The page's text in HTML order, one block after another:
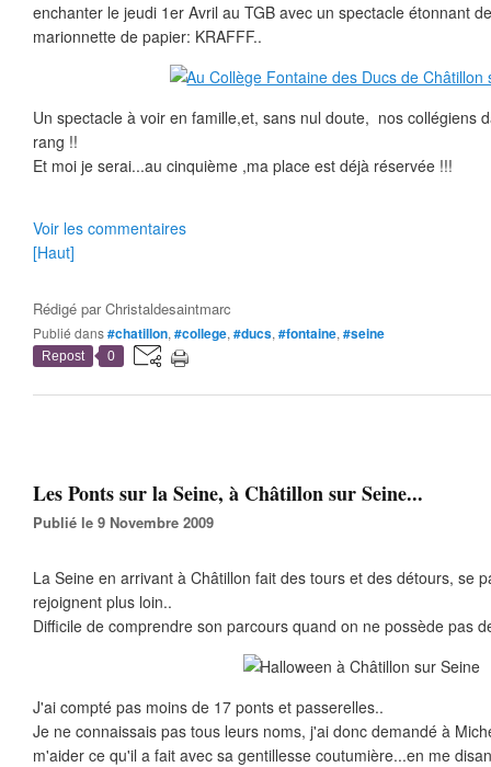
enchanter le jeudi 1er Avril au TGB avec un spectacle étonnant
marionnette de papier: KRAFFF..
Un spectacle à voir en famille,et, sans nul doute, nos collégiens
rang !!
Et moi je serai...au cinquième ,ma place est déjà réservée !!!
Voir les commentaires
[Haut]
Rédigé parChristaldesaintmarc
Publié dans#chatillon, #college, #ducs, #fontaine, #seine
Repost 0
Les Ponts sur la Seine, à Châtillon sur Seine...
Publié le 9 Novembre 2009
La Seine en arrivant à Châtillon fait des tours et des détours, se
rejoignent plus loin..
Difficile de comprendre son parcours quand on ne possède pas
J'ai compté pas moins de 17 ponts et passerelles..
Je ne connaissais pas tous leurs noms, j'ai donc demandé à
m'aider ce qu'il a fait avec sa gentillesse coutumière...en me